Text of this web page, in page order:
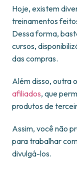
Hoje, existem
treinamentos
Dessa forma,
cursos,
das compras.
Além disso, outra
afiliados, que
produtos de
Assim, você não
para trabalhar
divulgá-los.